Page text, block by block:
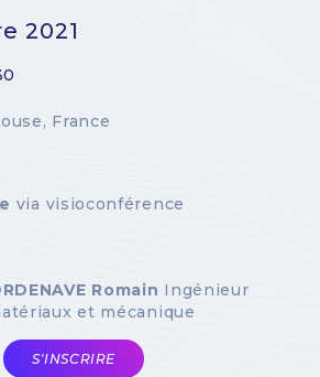
2021
France
via visioconférence
Romain Ingénieur
et mécanique
S'INSCRIRE